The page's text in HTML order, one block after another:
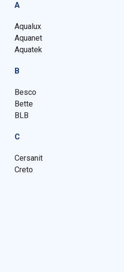
A
Aqualux
Aquanet
Aquatek
B
Besco
Bette
BLB
C
Cersanit
Creto